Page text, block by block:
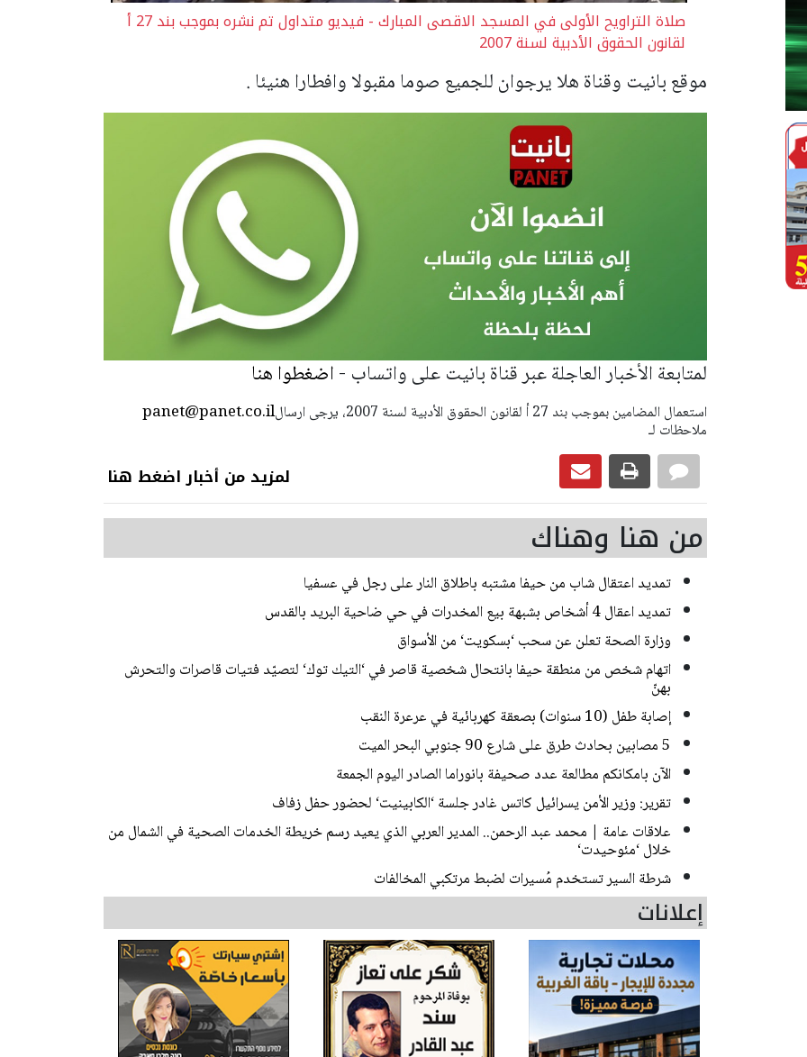
صلاة التراويح الأولى في المسجد الاقصى المبارك - فيديو متداول تم نشره بموجب بند 27 أ
لقانون الحقوق الأدبية لسنة 2007
موقع بانيت وقناة هلا يرجوان للجميع صوما مقبولا وافطارا هنيئا .
لمتابعة الأخبار العاجلة عبر قناة بانيت على واتساب -اضغطوا هنا
panet@panet.co.ilاستعمال المضامين بموجب بند 27 أ لقانون الحقوق الأدبية لسنة 2007، يرجى ارسال
ملاحظات لـ
لمزيد من أخبار اضغط هنا
من هنا وهناك
تمديد اعتقال شاب من حيفا مشتبه باطلاق النار على رجل في عسفيا
تمديد اعقال 4 أشخاص بشبهة بيع المخدرات في حي ضاحية البريد بالقدس
وزارة الصحة تعلن عن سحب ‘بسكويت‘ من الأسواق
اتهام شخص من منطقة حيفا بانتحال شخصية قاصر في ‘التيك توك‘ لتصيّد فتيات قاصرات والتحرش
بهنّ
إصابة طفل (10 سنوات) بصعقة كهربائية في عرعرة النقب
5 مصابين بحادث طرق على شارع 90 جنوبي البحر الميت
الآن بامكانكم مطالعة عدد صحيفة بانوراما الصادر اليوم الجمعة
تقرير: وزير الأمن يسرائيل كاتس غادر جلسة ‘الكابينيت‘ لحضور حفل زفاف
علاقات عامة | محمد عبد الرحمن.. المدير العربي الذي يعيد رسم خريطة الخدمات الصحية في الشمال من
خلال ‘مئوحيدت‘
شرطة السير تستخدم مُسيرات لضبط مرتكبي المخالفات
إعلانات